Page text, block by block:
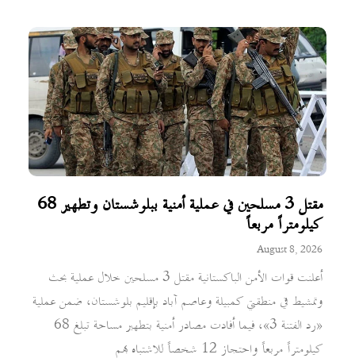
مقتل 3 مسلحين في عملية أمنية ببلوشستان وتطهير 68
كيلومتراً مربعاً
August 8, 2026
أعلنت قوات الأمن الباكستانية مقتل 3 مسلحين خلال عملية بحث
وتمشيط في منطقتي كمبيلة وعاصم آباد بإقليم بلوشستان، ضمن عملية
«رد الفتنة 3»، فيما أفادت مصادر أمنية بتطهير مساحة تبلغ 68
كيلومتراً مربعاً واحتجاز 12 شخصاً للاشتباه بهم